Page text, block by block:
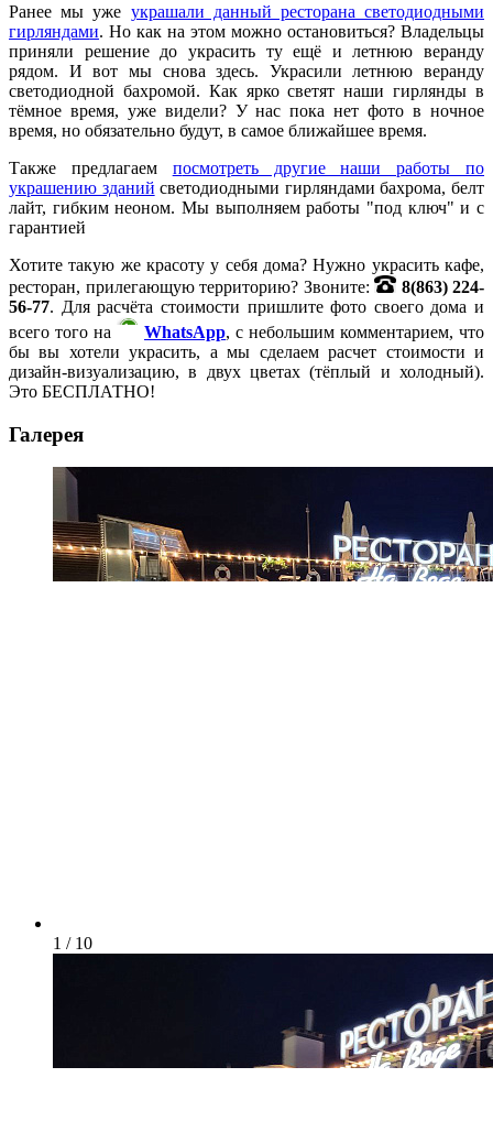
Ранее мы уже украшали данный ресторана светодиодными
гирляндами. Но как на этом можно остановиться? Владельцы
приняли решение до украсить ту ещё и летнюю веранду
рядом. И вот мы снова здесь. Украсили летнюю веранду
светодиодной бахромой. Как ярко светят наши гирлянды в
тёмное время, уже видели? У нас пока нет фото в ночное
время, но обязательно будут, в самое ближайшее время.
Также предлагаем посмотреть другие наши работы по
украшению зданий светодиодными гирляндами бахрома, белт
лайт, гибким неоном. Мы выполняем работы "под ключ" и с
гарантией
Хотите такую же красоту у себя дома? Нужно украсить кафе,
ресторан, прилегающую территорию? Звоните:
8(863) 224-
56-77. Для расчёта стоимости пришлите фото своего дома и
всего того на
WhatsApp, с небольшим комментарием, что
бы вы хотели украсить, а мы сделаем расчет стоимости и
дизайн-визуализацию, в двух цветах (тёплый и холодный).
Это БЕСПЛАТНО!
Галерея
1 / 10